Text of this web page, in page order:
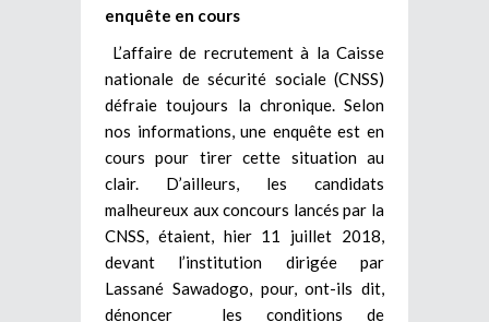
enquête en cours
L’affaire de recrutement à la Caisse
nationale de sécurité sociale (CNSS)
défraie toujours la chronique. Selon
nos informations, une enquête est en
cours pour tirer cette situation au
clair. D’ailleurs, les candidats
malheureux aux concours lancés par la
CNSS, étaient, hier 11 juillet 2018,
devant l’institution dirigée par
Lassané Sawadogo, pour, ont-ils dit,
dénoncer les conditions de